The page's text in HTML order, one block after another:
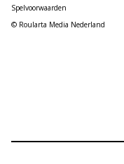
Spelvoorwaarden
© Roularta Media Nederland